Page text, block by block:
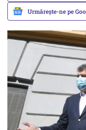
Urmărește-ne pe